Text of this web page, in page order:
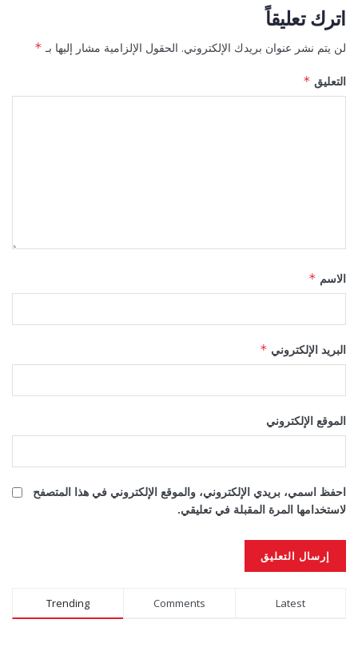
اترك تعليقاً
لن يتم نشر عنوان بريدك الإلكتروني. الحقول الإلزامية مشار إليها بـ *
التعليق *
الاسم *
البريد الإلكتروني *
الموقع الإلكتروني
احفظ اسمي، بريدي الإلكتروني، والموقع الإلكتروني في هذا المتصفح
لاستخدامها المرة المقبلة في تعليقي.
Alternative:
Trending Comments Latest